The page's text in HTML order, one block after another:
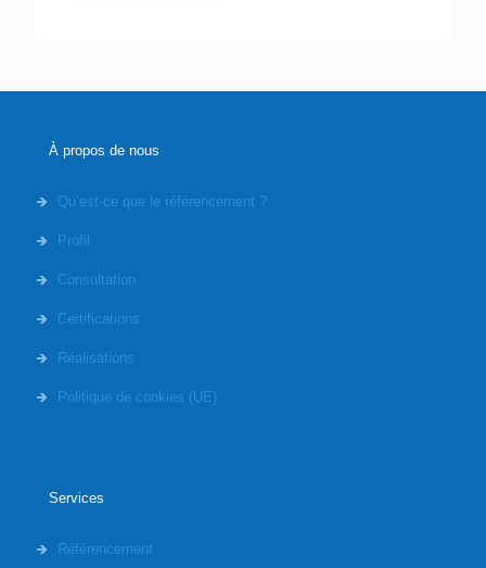
À propos de nous
Qu’est-ce que le référencement ?
Profil
Consultation
Certifications
Réalisations
Politique de cookies (UE)
Services
Référencement